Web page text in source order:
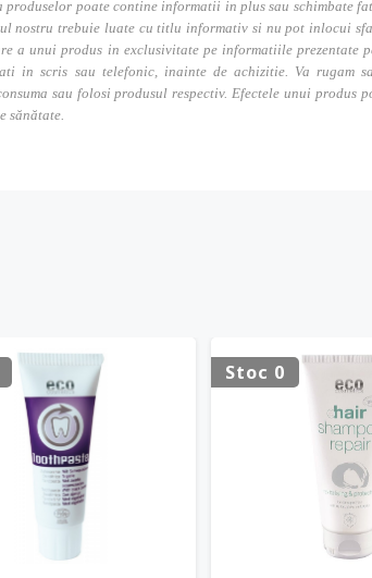
produselor poate contine informatii in plus sau schimbate
ul nostru trebuie luate cu titlu informativ si nu pot inlocui
a unui produs in exclusivitate pe informatiile prezentate
in scris sau telefonic, inainte de achizitie. Va rugam
sau folosi produsul respectiv. Efectele unui produs
sănătate.
Stoc 0